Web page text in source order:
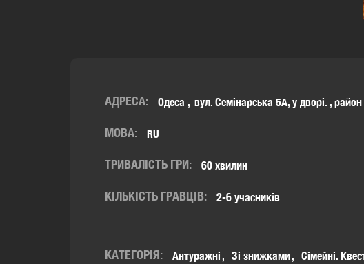
АДРЕСА: Одеса вул. Семінарська 5А, у дворі. ,
МОВА: RU
ТРИВАЛІСТЬ ГРИ: 60 хвилин
КІЛЬКІСТЬ ГРАВЦІВ: 2-6 учасників
КАТЕГОРІЯ: Антуражні Зі знижками
Сімейні.